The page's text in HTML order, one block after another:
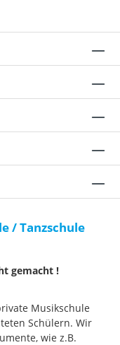
/ Tanzschule
gemacht !
Musikschule
Schülern. Wir
wie z.B.